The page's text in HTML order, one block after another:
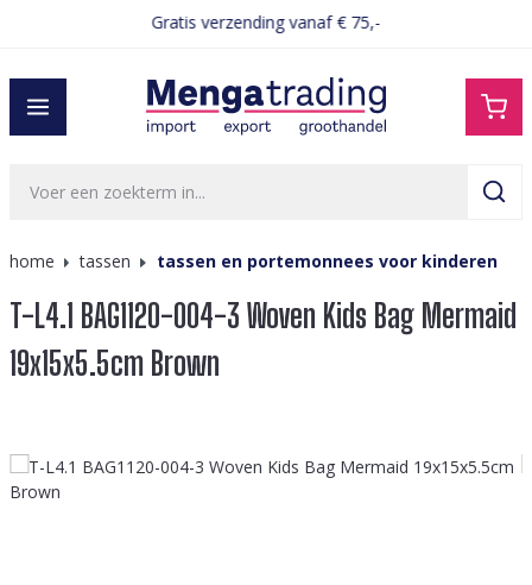
Gratis verzending vanaf € 75,-
home tassen tassen en portemonnees voor kinderen
T-L4.1 BAG1120-004-3 Woven Kids Bag Mermaid
19x15x5.5cm Brown
Afbeeldingengalerij overslaan